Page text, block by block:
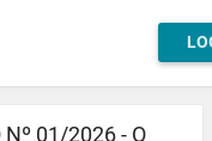
Nº 01/2026 - O